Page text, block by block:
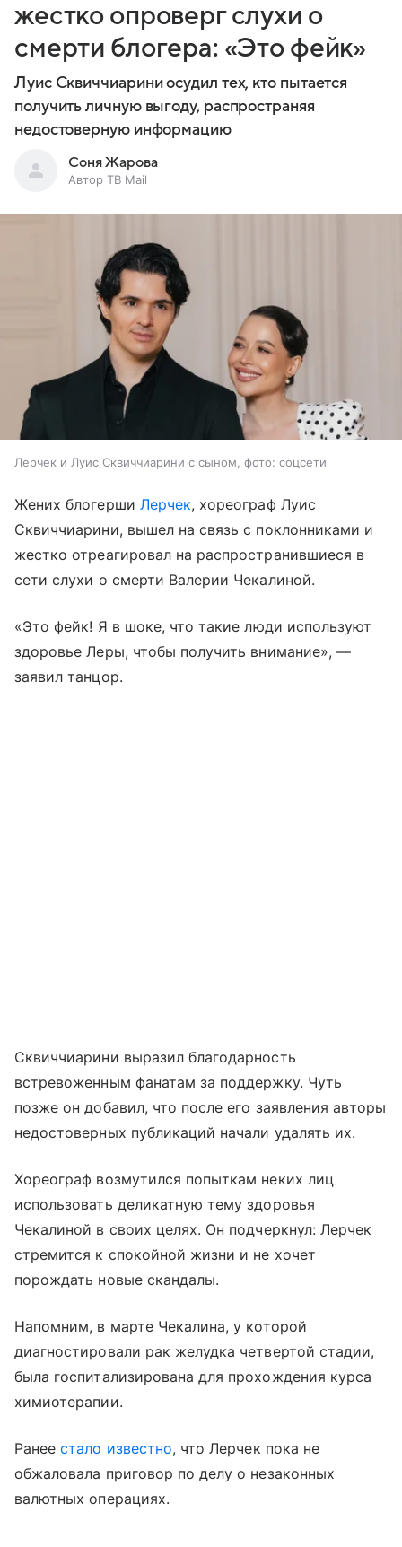
жестко опроверг слухи о
смерти блогера: «Это фейк»
Луис Сквиччиарини осудил тех, кто пытается
получить личную выгоду, распространяя
недостоверную информацию
Соня Жарова
Автор ТВ Mail
Лерчек и Луис Сквиччиарини с сыном, фото: соцсети
Жених блогерши Лерчек, хореограф Луис
Сквиччиарини, вышел на связь с поклонниками и
жестко отреагировал на распространившиеся в
сети слухи о смерти Валерии Чекалиной.
«Это фейк! Я в шоке, что такие люди используют
здоровье Леры, чтобы получить внимание», —
заявил танцор.
Сквиччиарини выразил благодарность
встревоженным фанатам за поддержку. Чуть
позже он добавил, что после его заявления авторы
недостоверных публикаций начали удалять их.
Хореограф возмутился попыткам неких лиц
использовать деликатную тему здоровья
Чекалиной в своих целях. Он подчеркнул: Лерчек
стремится к спокойной жизни и не хочет
порождать новые скандалы.
Напомним, в марте Чекалина, у которой
диагностировали рак желудка четвертой стадии,
была госпитализирована для прохождения курса
химиотерапии.
Ранеестало известно, что Лерчек пока не
обжаловала приговор по делу о незаконных
валютных операциях.